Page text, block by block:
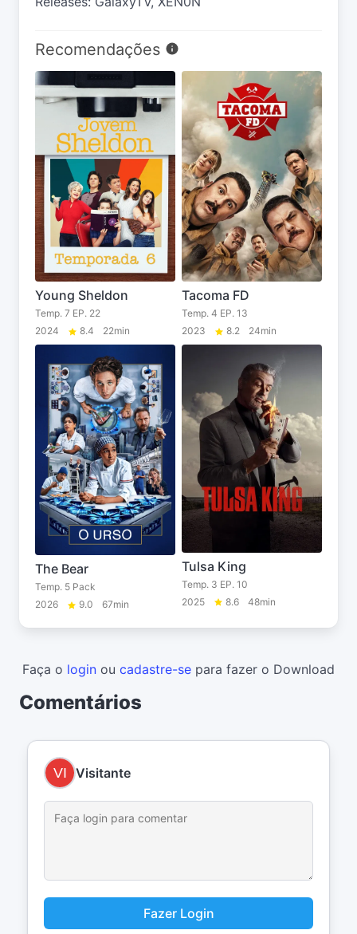
Recomendações
Young Sheldon
Temp. 7 EP. 22
2024
8.4 22min
Tacoma FD
Temp. 4 EP. 13
2023
8.2 24min
The Bear
Temp. 5 Pack
2026
9.0 67min
Tulsa King
Temp. 3 EP. 10
2025
8.6 48min
Faça o login ou cadastre-se para fazer o Download
Comentários
Visitante
Fazer Login